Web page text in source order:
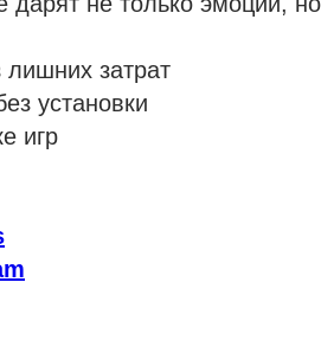
затрат
установки
игр